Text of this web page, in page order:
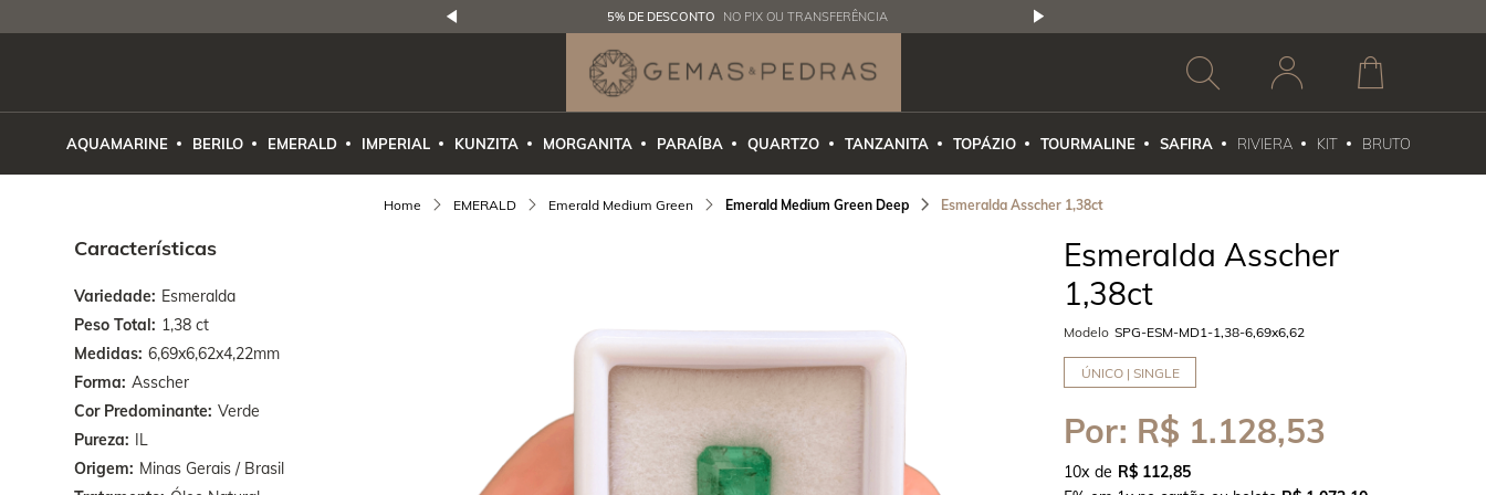
5% DE DESCONTO NO PIX OU TRANSFERÊNCIA
AQUAMARINE BERILO EMERALD IMPERIAL KUNZITA MORGANITA PARAÍBA QUARTZO TANZANITA TOPÁZIO TOURMALINE SAFIRA RIVIERA KIT BRUTO
EMERALD Emerald Medium Green Emerald Medium Green Deep Esmeralda Asscher 1,38ct
Características
Variedade Esmeralda
Peso Total 1,38 ct
Medidas 6,69x6,62x4,22mm
Forma Asscher
Cor Predominante Verde
Pureza IL
Origem Minas Gerais / Brasil
Esmeralda Asscher
1,38ct
Modelo SPG-ESM-MD1-1,38-6,69x6,62
ÚNICO | SINGLE
Por: R$ 1.128,53
10x
R$ 112,85